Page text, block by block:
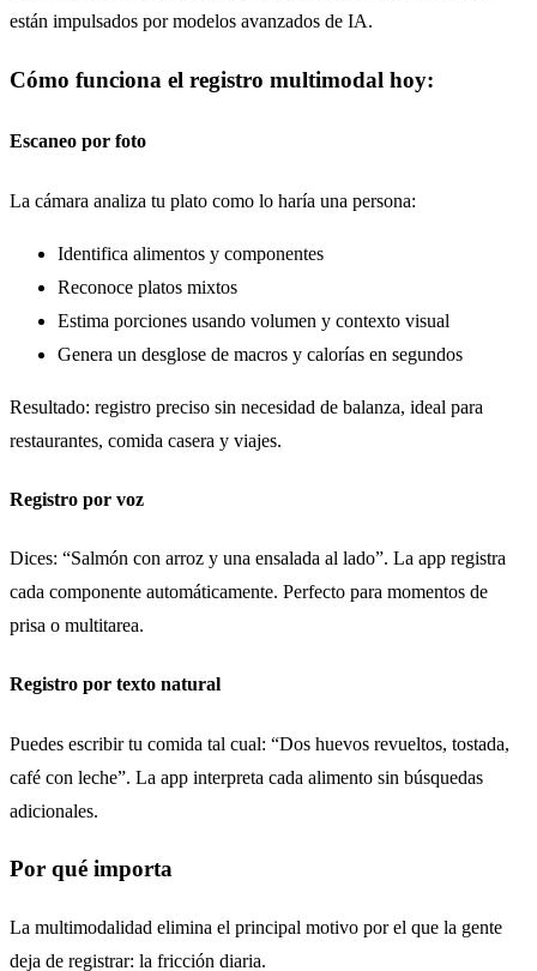
están impulsados por modelos avanzados de IA.
Cómo funciona el registro multimodal hoy:
Escaneo por foto
La cámara analiza tu plato como lo haría una persona:
Identifica alimentos y componentes
Reconoce platos mixtos
Estima porciones usando volumen y contexto visual
Genera un desglose de macros y calorías en segundos
Resultado: registro preciso sin necesidad de balanza, ideal para
restaurantes, comida casera y viajes.
Registro por voz
Dices: “Salmón con arroz y una ensalada al lado”. La app registra
cada componente automáticamente. Perfecto para momentos de
prisa o multitarea.
Registro por texto natural
Puedes escribir tu comida tal cual: “Dos huevos revueltos, tostada,
café con leche”. La app interpreta cada alimento sin búsquedas
adicionales.
Por qué importa
La multimodalidad elimina el principal motivo por el que la gente
deja de registrar: la fricción diaria.